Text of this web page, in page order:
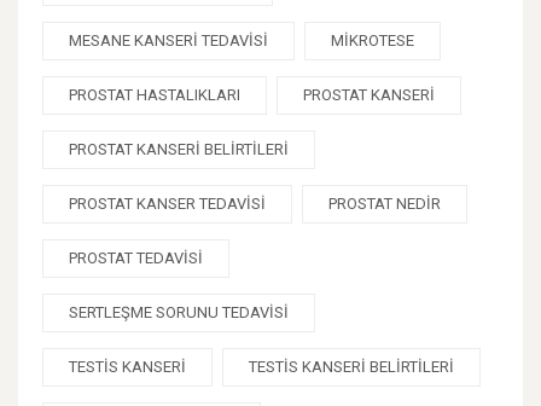
MESANE KANSERI TEDAVISI MIKROTESE
PROSTAT HASTALIKLARI PROSTAT KANSERI
PROSTAT KANSERI BELIRTILERI
PROSTAT KANSER TEDAVISI PROSTAT NEDIR
PROSTAT TEDAVISI
SERTLEŞME SORUNU TEDAVISI
TESTIS KANSERI TESTIS KANSERI BELIRTILERI